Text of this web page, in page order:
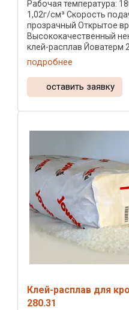
Рабочая температура:
1,02г/см³ Скорость
прозрачный Открытое
Высококачественный
клей-расплав Йоватерм
приклеивания ...
подробнее
оставить заявку
Клей-расплав для
280.31